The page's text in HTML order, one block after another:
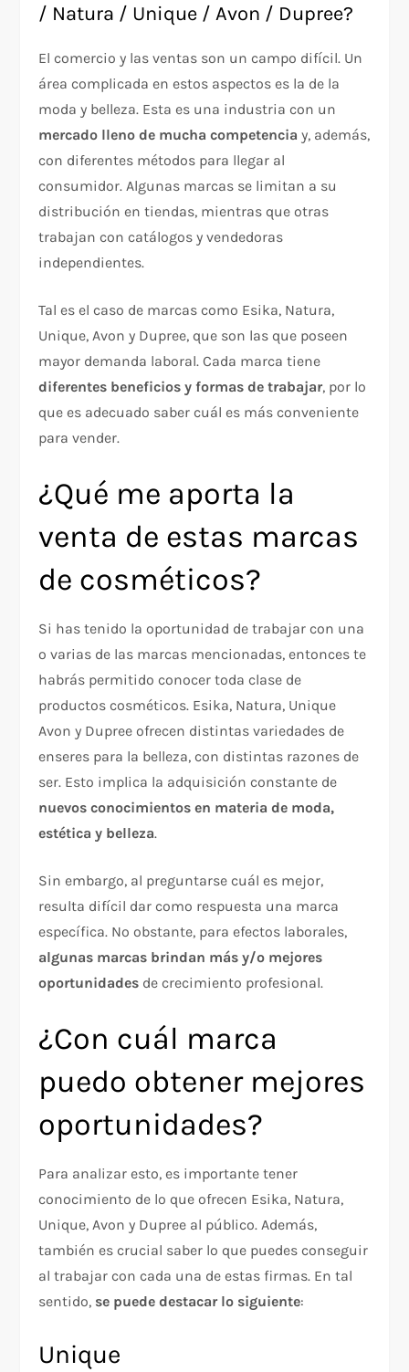
/ Natura / Unique / Avon / Dupree?
El comercio y las ventas son un campo difícil. Un
área complicada en estos aspectos es la de la
moda y belleza. Esta es una industria con un
mercado lleno de mucha competencia y, además,
con diferentes métodos para llegar al
consumidor. Algunas marcas se limitan a su
distribución en tiendas, mientras que otras
trabajan con catálogos y vendedoras
independientes.
Tal es el caso de marcas como Esika, Natura,
Unique, Avon y Dupree, que son las que poseen
mayor demanda laboral. Cada marca tiene
diferentes beneficios y formas de trabajar, por lo
que es adecuado saber cuál es más conveniente
para vender.
¿Qué me aporta la
venta de estas marcas
de cosméticos?
Si has tenido la oportunidad de trabajar con una
o varias de las marcas mencionadas, entonces te
habrás permitido conocer toda clase de
productos cosméticos. Esika, Natura, Unique
Avon y Dupree ofrecen distintas variedades de
enseres para la belleza, con distintas razones de
ser. Esto implica la adquisición constante de
nuevos conocimientos en materia de moda,
estética y belleza.
Sin embargo, al preguntarse cuál es mejor,
resulta difícil dar como respuesta una marca
específica. No obstante, para efectos laborales,
algunas marcas brindan más y/o mejores
oportunidades de crecimiento profesional.
¿Con cuál marca
puedo obtener mejores
oportunidades?
Para analizar esto, es importante tener
conocimiento de lo que ofrecen Esika, Natura,
Unique, Avon y Dupree al público. Además,
también es crucial saber lo que puedes conseguir
al trabajar con cada una de estas firmas. En tal
sentido, se puede destacar lo siguiente:
Unique